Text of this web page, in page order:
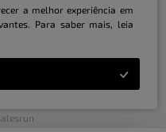
| CNPJ: 31.415.786/0001-31 | ©
a melhor experiência em
Para saber mais, leia